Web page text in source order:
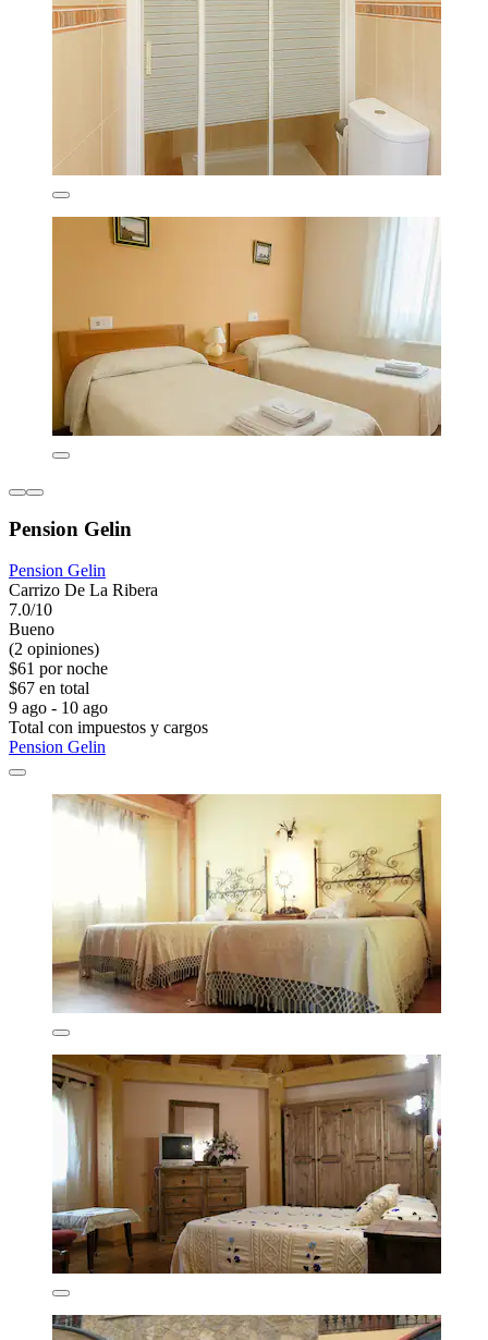
Pension Gelin
Pension Gelin
Carrizo De La Ribera
7.0/10
Bueno
(2 opiniones)
$61 por noche
$67 en total
9 ago - 10 ago
Total con impuestos y cargos
Pension Gelin